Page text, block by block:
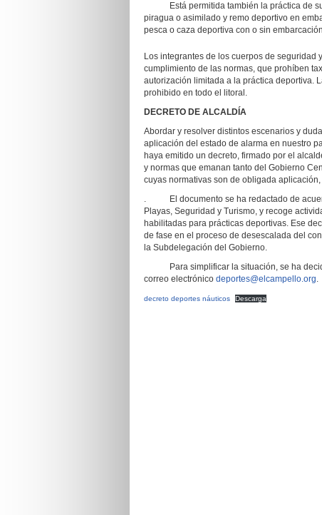
Está permitida también la práctica de surf
piragua o asimilado y remo deportivo en
pesca o caza deportiva con o sin
Los integrantes de los cuerpos de seguridad
cumplimiento de las normas, que prohíben
autorización limitada a la práctica deportiva.
prohibido en todo el litoral.
DECRETO DE ALCALDÍA
Abordar y resolver distintos escenarios y
aplicación del estado de alarma en nuestro
haya emitido un decreto, firmado por el
y normas que emanan tanto del Gobierno
cuyas normativas son de obligada
. El documento se ha redactado de
Playas, Seguridad y Turismo, y recoge
habilitadas para prácticas deportivas. Ese
de fase en el proceso de desescalada del
la Subdelegación del Gobierno.
Para simplificar la situación, se ha
correo electrónico deportes@elcampello.org.
decreto deportes náuticos Descarga